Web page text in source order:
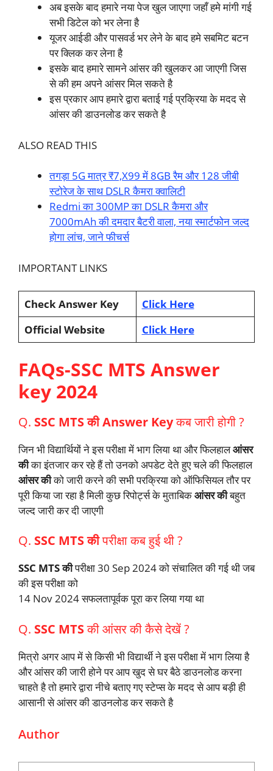
अब इसके बाद हमारे नया पेज खुल जाएगा जहाँ हमे मांगी गई
सभी डिटेल को भर लेना है
यूजर आईडी और पासवर्ड भर लेने के बाद हमे सबमिट बटन
पर क्लिक कर लेना है
इसके बाद हमारे सामने आंसर की खुलकर आ जाएगी जिस
से की हम अपने आंसर मिल सकते है
इस प्रकार आप हमारे द्वारा बताई गई प्रक्रिया के मदद से
आंसर की डाउनलोड कर सकते है
ALSO READ THIS
तगड़ा 5G मात्र ₹7,X99 में 8GB रैम और 128 जीबी
स्टोरेज के साथ DSLR कैमरा क्वालिटी
Redmi का 300MP का DSLR कैमरा और
7000mAh की दमदार बैटरी वाला, नया स्मार्टफोन जल्द
होगा लांच, जाने फीचर्स
IMPORTANT LINKS
Check Answer Key
Click Here
Official Website
Click Here
FAQs-SSC MTS Answer
key 2024
Q. SSC MTS की Answer Keyकब जारी होगी ?
जिन भी विद्यार्थियों ने इस परीक्षा में भाग लिया था और फिलहालआंसर
कीका इंतजार कर रहे हैं तो उनको अपडेट देते हुए चले की फिलहाल
आंसरकीको जारी करने की सभी परक्रिया को ऑफिसियल तौर पर
पूरी किया जा रहा है मिली कुछ रिपोर्ट्स के मुताबिकआंसर कीबहुत
जल्द जारी कर दी जाएगी
Q. SSC MTS कीपरीक्षा कब हुई थी ?
SSC MTS कीपरीक्षा 30 Sep 2024 को संचालित की गई थी जब
की इस परीक्षा को
14 Nov 2024 सफलतापूर्वक पूरा कर लिया गया था
Q. SSC MTSकी आंसर की कैसे देखें ?
मित्रो अगर आप में से किसी भी विद्यार्थी ने इस परीक्षा में भाग लिया है
और आंसर की जारी होने पर आप खुद से घर बैठे डाउनलोड करना
चाहते है तो हमारे द्वारा नीचे बताए गए स्टेप्स के मदद से आप बड़ी ही
आसानी से आंसर की डाउनलोड कर सकते है
Author